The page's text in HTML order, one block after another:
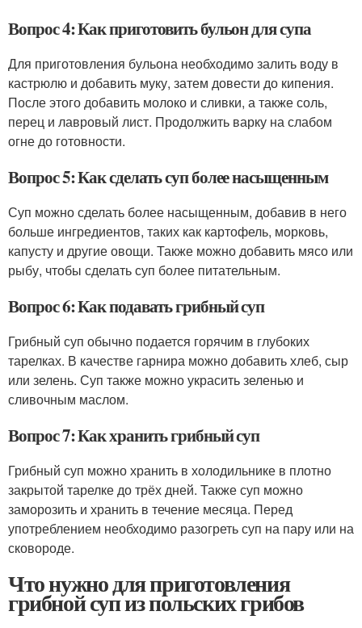
Вопрос 4: Как приготовить бульон для супа
Для приготовления бульона необходимо залить воду в
кастрюлю и добавить муку, затем довести до кипения.
После этого добавить молоко и сливки, а также соль,
перец и лавровый лист. Продолжить варку на слабом
огне до готовности.
Вопрос 5: Как сделать суп более насыщенным
Суп можно сделать более насыщенным, добавив в него
больше ингредиентов, таких как картофель, морковь,
капусту и другие овощи. Также можно добавить мясо или
рыбу, чтобы сделать суп более питательным.
Вопрос 6: Как подавать грибный суп
Грибный суп обычно подается горячим в глубоких
тарелках. В качестве гарнира можно добавить хлеб, сыр
или зелень. Суп также можно украсить зеленью и
сливочным маслом.
Вопрос 7: Как хранить грибный суп
Грибный суп можно хранить в холодильнике в плотно
закрытой тарелке до трёх дней. Также суп можно
заморозить и хранить в течение месяца. Перед
употреблением необходимо разогреть суп на пару или на
сковороде.
Что нужно для приготовления
грибной суп из польских грибов